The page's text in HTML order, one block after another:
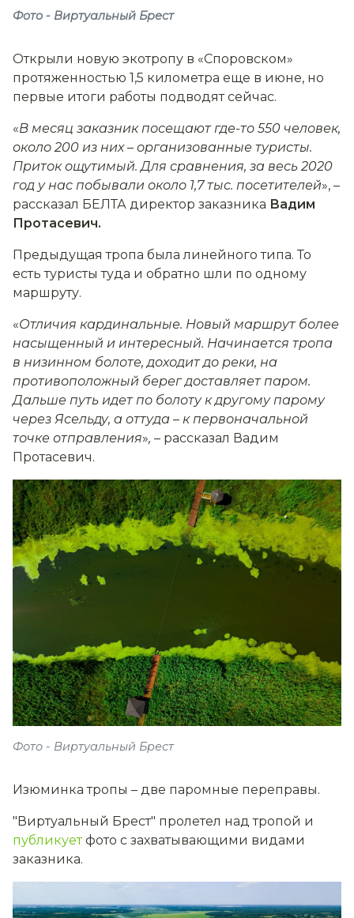
Фото - Виртуальный Брест
Открыли новую экотропу в «Споровском»
протяженностью 1,5 километра еще в июне, но
первые итоги работы подводят сейчас.
«В месяц заказник посещают где-то 550 человек,
около 200 из них– организованные туристы.
Приток ощутимый. Для сравнения, за весь 2020
год у нас побывали около 1,7 тыс. посетителей», –
рассказал БЕЛТА директор заказника Вадим
Протасевич.
Предыдущая тропа была линейного типа. То
есть туристы туда и обратно шли по одному
маршруту.
«Отличия кардинальные. Новый маршрут более
насыщенный и интересный. Начинается тропа
в низинном болоте, доходит до реки, на
противоположный берег доставляет паром.
Дальше путь идет по болоту к другому парому
через Ясельду, а оттуда – к первоначальной
точке отправления», – рассказал Вадим
Протасевич.
Фото - Виртуальный Брест
Изюминка тропы – две паромные переправы.
"Виртуальный Брест" пролетел над тропой и
публикуетфото с захватывающими видами
заказника.